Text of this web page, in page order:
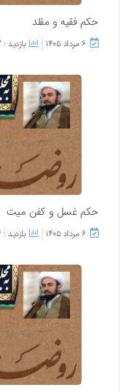
حکم فقیه و مقلد
۶ مرداد ۱۴۰۵ بازدید : 103
حکم غسل و کفن میت
۶ مرداد ۱۴۰۵ بازدید : 84